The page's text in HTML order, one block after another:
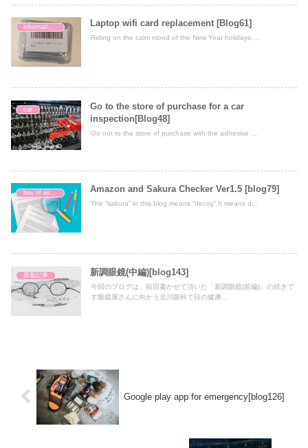
information technology Laptop wifi card replacement [Blog61]
Riding on the calm mood of the New Year holidays, ...
car
Go to the store of purchase for a car
inspection[Blog48]
Go out to the store of purchase with the adhesive ...
box of wisdom Amazon and Sakura Checker Ver1.5 [blog79]
The “sakura” in this blog means “decoy”.It means d...
新着記事 新調眼鏡(中編)[blog143]
今回のブログは、前回書かせて頂いた「新調眼鏡(前編)」の続きで
す眼鏡屋さんに向かう北川眼科で目の健康...
Google play app for emergency[blog126]